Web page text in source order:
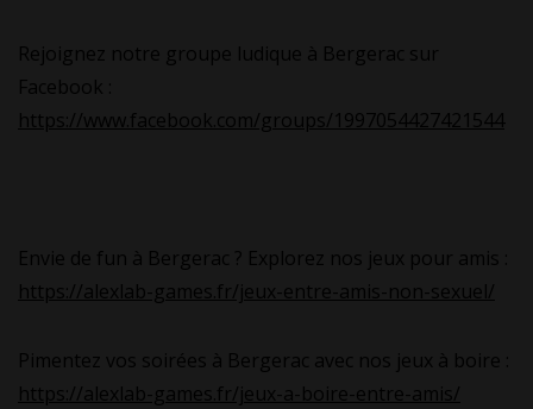
Rejoignez notre groupe ludique à Bergerac sur
Facebook :
https://www.facebook.com/groups/1997054427421544
Envie de fun à Bergerac ? Explorez nos jeux pour amis :
https://alexlab-games.fr/jeux-entre-amis-non-sexuel/
Pimentez vos soirées à Bergerac avec nos jeux à boire :
https://alexlab-games.fr/jeux-a-boire-entre-amis/